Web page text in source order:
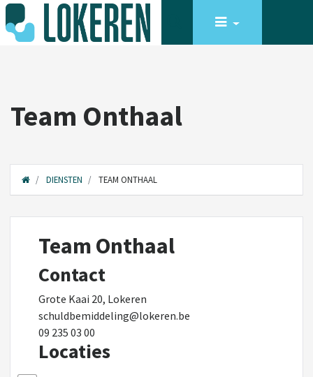
Team Onthaal
DIENSTEN TEAM ONTHAAL
Team Onthaal
Contact
Grote Kaai 20, Lokeren
schuldbemiddeling@lokeren.be
09 235 03 00
Locaties